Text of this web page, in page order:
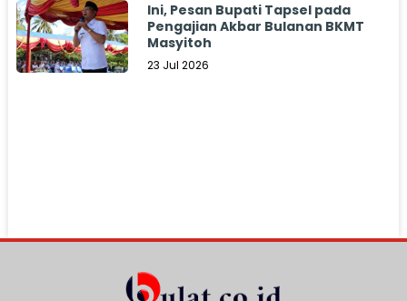
Ini, Pesan Bupati Tapsel pada
Pengajian Akbar Bulanan BKMT
Masyitoh
23 Jul 2026